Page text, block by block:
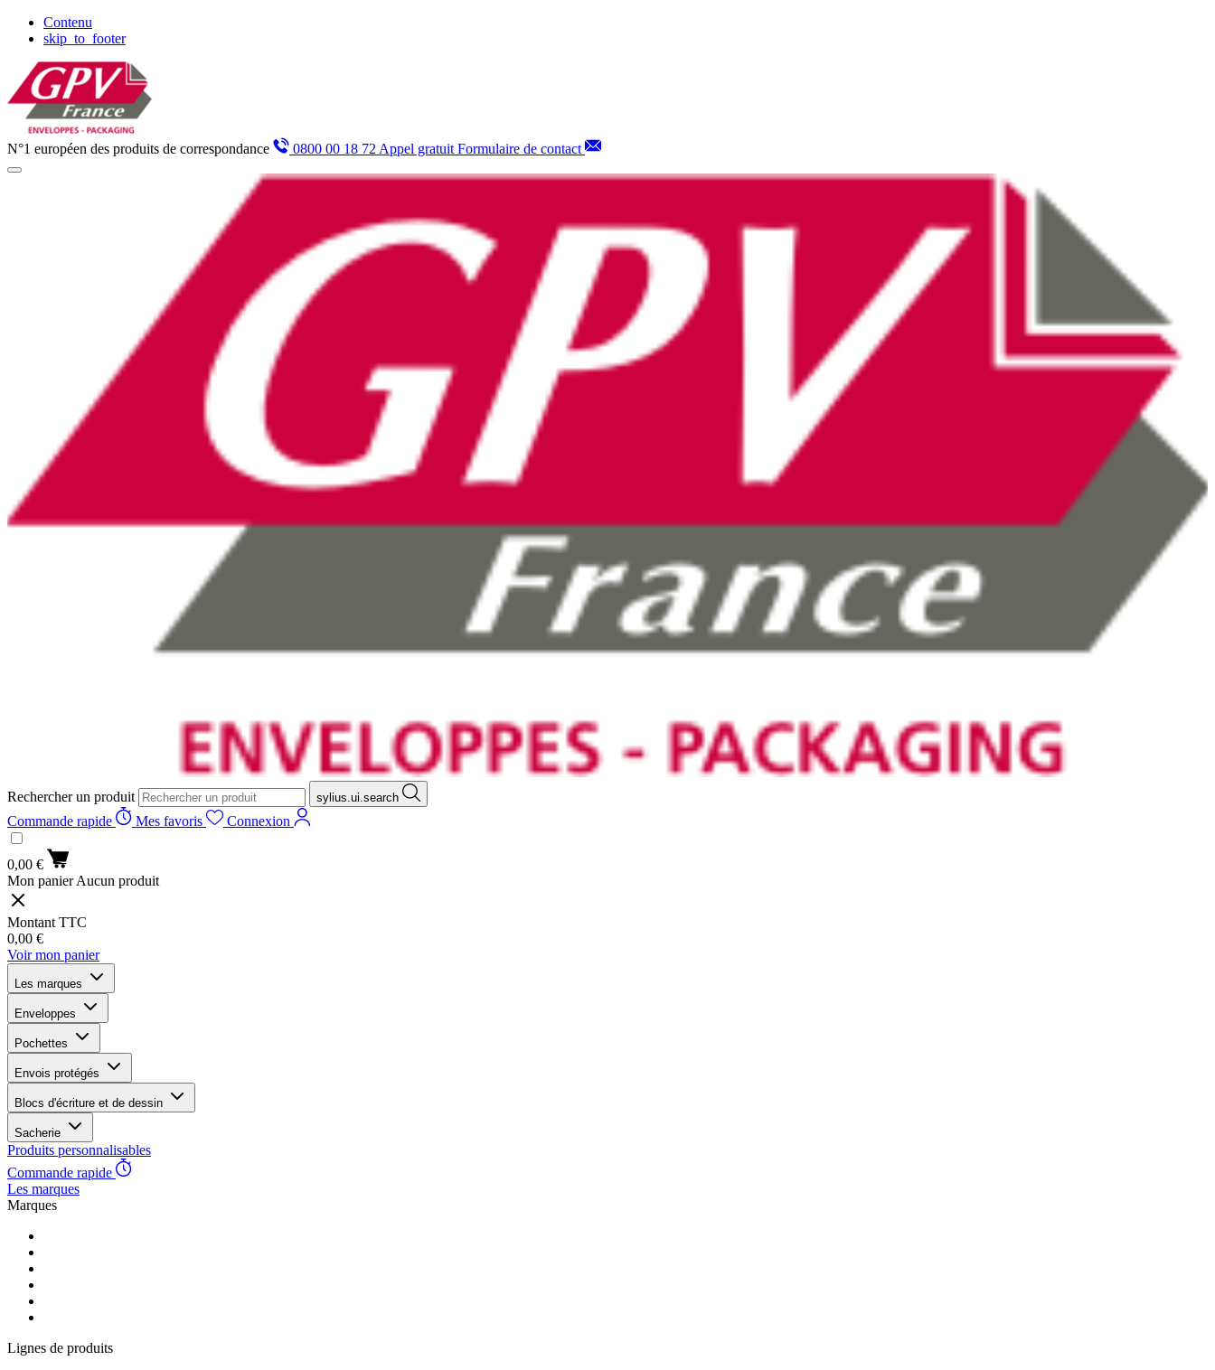
Contenu
skip_to_footer
N°1 européen des produits de correspondance 0800 00 18 72 Appel gratuit Formulaire de contact
Rechercher un produit sylius.ui.search
Commande rapide Mes favoris Connexion
0,00 €
Mon panier Aucun produit
Montant TTC
0,00 €
Voir mon panier
Les marques
Enveloppes
Pochettes
Envois protégés
Blocs d'écriture et de dessin
Sacherie
Produits personnalisables
Commande rapide
Les marques
Marques
Lignes de produits